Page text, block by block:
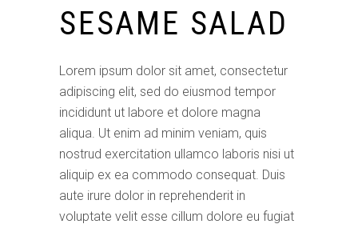
SESAME SALAD
Lorem ipsum dolor sit amet, consectetur
adipiscing elit, sed do eiusmod tempor
incididunt ut labore et dolore magna
aliqua. Ut enim ad minim veniam, quis
nostrud exercitation ullamco laboris nisi ut
aliquip ex ea commodo consequat. Duis
aute irure dolor in reprehenderit in
voluptate velit esse cillum dolore eu fugiat